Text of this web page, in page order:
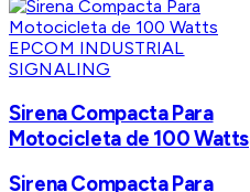
EPCOM INDUSTRIAL
SIGNALING
Sirena Compacta Para
Motocicleta de 100 Watts
Sirena Compacta Para